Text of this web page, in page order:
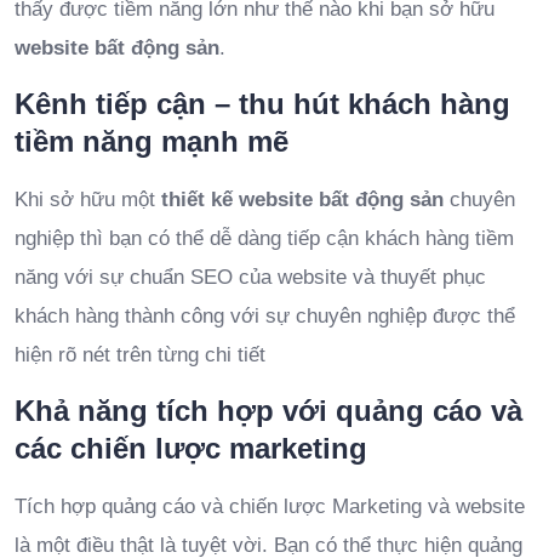
thấy được tiềm năng lớn như thế nào khi bạn sở hữu
website bất động sản.
Kênh tiếp cận – thu hút khách hàng
tiềm năng mạnh mẽ
Khi sở hữu một thiết kế website bất động sản chuyên
nghiệp thì bạn có thể dễ dàng tiếp cận khách hàng tiềm
năng với sự chuẩn SEO của website và thuyết phục
khách hàng thành công với sự chuyên nghiệp được thể
hiện rõ nét trên từng chi tiết
Khả năng tích hợp với quảng cáo và
các chiến lược marketing
Tích hợp quảng cáo và chiến lược Marketing và website
là một điều thật là tuyệt vời. Bạn có thể thực hiện quảng